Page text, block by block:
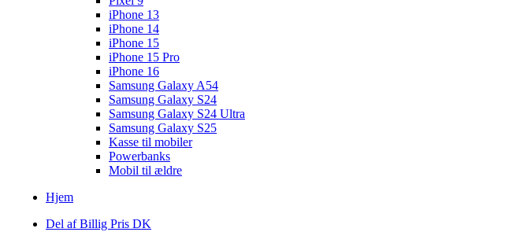
iPhone 13
iPhone 14
iPhone 15
iPhone 15 Pro
iPhone 16
Samsung Galaxy A54
Samsung Galaxy S24
Samsung Galaxy S24 Ultra
Samsung Galaxy S25
Kasse til mobiler
Powerbanks
Mobil til ældre
Hjem
Del af Billig Pris DK